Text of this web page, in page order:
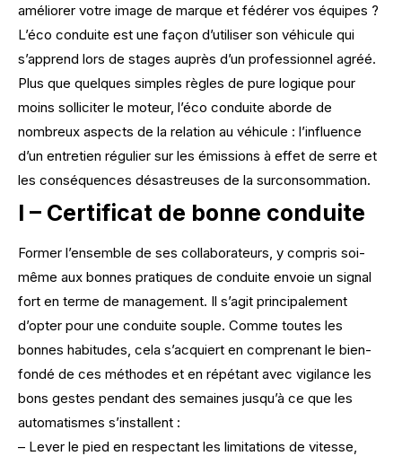
améliorer votre image de marque et fédérer vos équipes ?
L’éco conduite est une façon d’utiliser son véhicule qui
s’apprend lors de stages auprès d’un professionnel agréé.
Plus que quelques simples règles de pure logique pour
moins solliciter le moteur, l’éco conduite aborde de
nombreux aspects de la relation au véhicule : l’influence
d’un entretien régulier sur les émissions à effet de serre et
les conséquences désastreuses de la surconsommation.
I – Certificat de bonne conduite
Former l’ensemble de ses collaborateurs, y compris soi-
même aux bonnes pratiques de conduite envoie un signal
fort en terme de management. Il s’agit principalement
d’opter pour une conduite souple. Comme toutes les
bonnes habitudes, cela s’acquiert en comprenant le bien-
fondé de ces méthodes et en répétant avec vigilance les
bons gestes pendant des semaines jusqu’à ce que les
automatismes s’installent :
– Lever le pied en respectant les limitations de vitesse,